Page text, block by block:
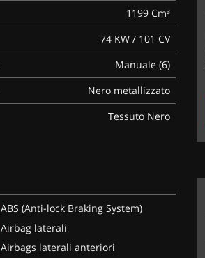
1199 Cm³
74 KW / 101 CV
Manuale (6)
Nero metallizzato
Tessuto Nero
ABS (Anti-lock Braking System)
Airbag laterali
Airbags laterali anteriori